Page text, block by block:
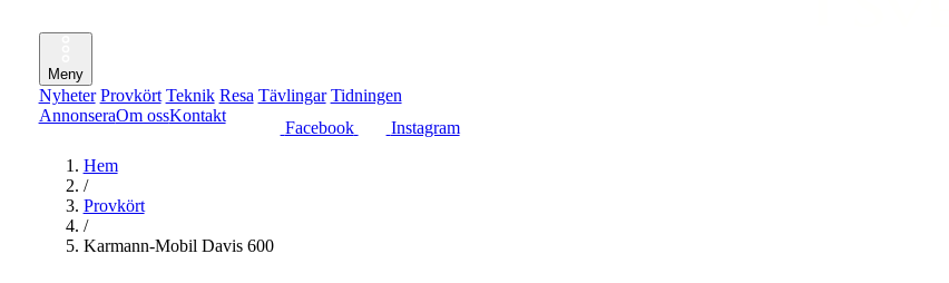
Meny
Nyheter Provkört Teknik Resa Tävlingar Tidningen
AnnonseraOm ossKontakt
Facebook
Instagram
Hem
/
Provkört
/
Karmann-Mobil Davis 600